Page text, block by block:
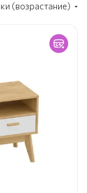
(возрастание)